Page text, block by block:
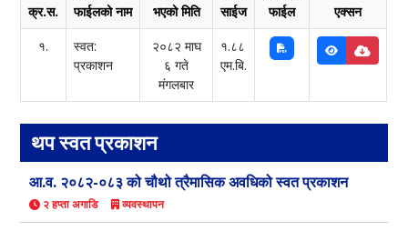
क्र.स.
फाईलको नाम
भएको मिति
साईज
फाईल
एक्सन
१.
स्वत:
प्रकाशन
२०८२ माघ
६ गते
मंगलबार
१.८८
एम.बि.
थप स्वत प्रकाशन
आ.व. २०८२-०८३ को चौथो त्रैमासिक अवधिको स्वत प्रकाशन
२ हप्ता अगाडि व्यवस्थापन